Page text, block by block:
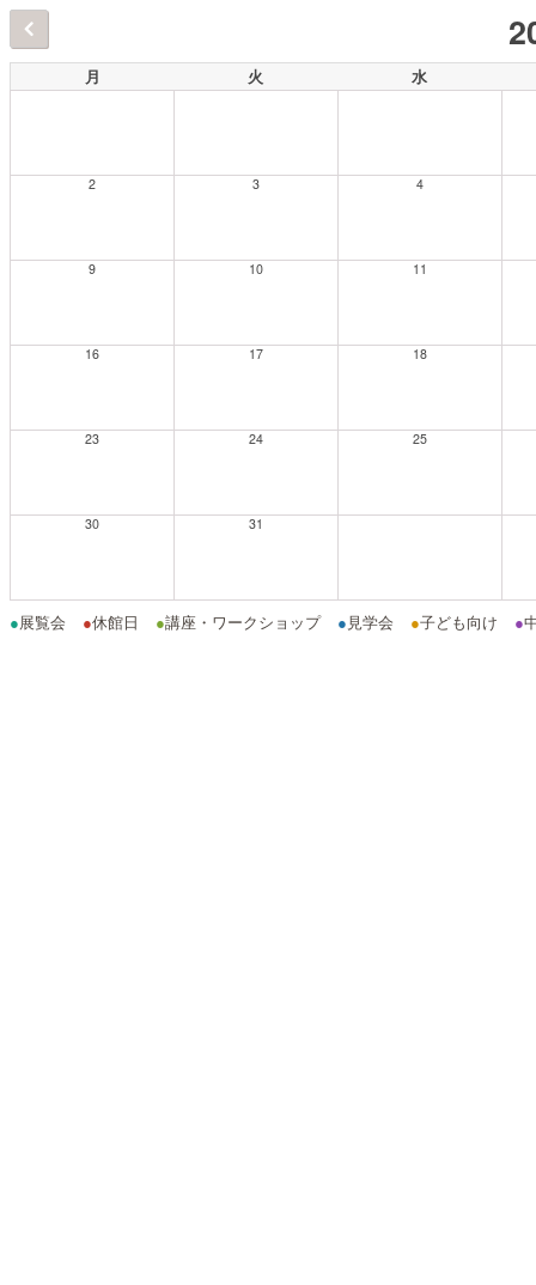
月 火 水
2 3 4
9 10 11
16 17 18
23 24 25
30 31
●展覧会 ●休館日 ●講座・ワークショップ ● 見学会 ●子ども向け ●